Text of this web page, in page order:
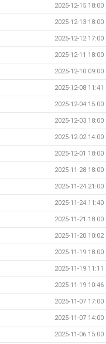
2025-12-15 18:00
2025-12-13 18:00
2025-12-12 17:00
2025-12-11 18:00
2025-12-10 09:00
2025-12-08 11:41
2025-12-04 15:00
2025-12-03 18:00
2025-12-02 14:00
2025-12-01 18:00
2025-11-28 18:00
2025-11-24 21:00
2025-11-24 11:40
2025-11-21 18:00
2025-11-20 10:02
2025-11-19 18:00
2025-11-19 11:11
2025-11-19 10:46
2025-11-07 17:00
2025-11-07 14:00
2025-11-06 15:00